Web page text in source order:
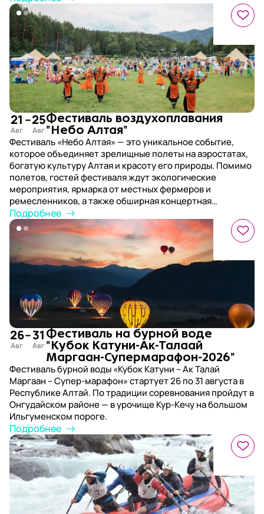
живописной поляне среди гор
21 –25Фестиваль воздухоплавания
"Небо Алтая"
Фестиваль «Небо Алтая» — это уникальное событие,
которое объединяет зрелищные полеты на аэростатах,
богатую культуру Алтая и красоту его природы. Помимо
полетов, гостей фестиваля ждут экологические
мероприятия, ярмарка от местных фермеров и
ремесленников, а также обширная концертная
программа и эко-акция – лекции экспертов о
переработке отходов и мастер-классы.
Подробнее
26–31 Фестиваль на бурной воде
"Кубок Катуни-Ак-Талаай
Маргаан-Супермарафон-2026"
Фестиваль бурной воды «Кубок Катуни – Ак Талай
Маргаан – Супер-марафон» стартует 26 по 31 августа в
Республике Алтай. По традиции соревнования пройдут в
Онгудайском районе — в урочище Кур-Кечу на большом
Ильгуменском пороге.
Подробнее